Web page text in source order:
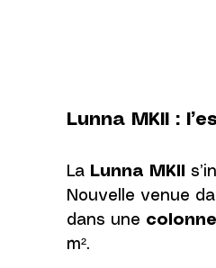
Lunna MKII :
La Lunna MKII
Nouvelle venue
dans une
m².